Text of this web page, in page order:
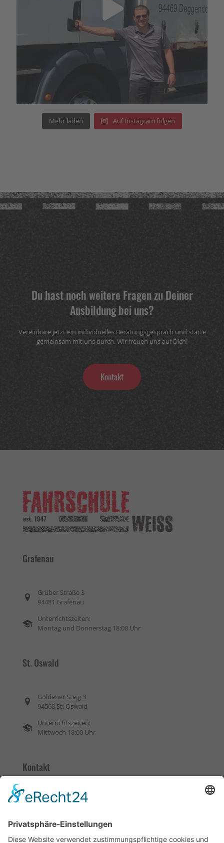
Mehr laden Auf Instagram folgen
Du hast noch weitere Fragen zu Deiner
Ausbildung bei uns?
Vereinbare jetzt ein individuelles Beratungsgespräch und starte
gemeinsam mit uns durch. Wir freuen uns auf Dich!
Kontakt
Grafenau
Grüber Straße 3
94481 Grafenau
Unterrichtszeiten:
Montag und Donnerstag 18:00 Uhr
St. Oswald
Goldener Steig 3
94568 St. Oswald
Unterrichtszeiten:
Mittwoch 18:00 Uhr
Kontakt
08552 / 1676
kontakt@fs-weiss.de